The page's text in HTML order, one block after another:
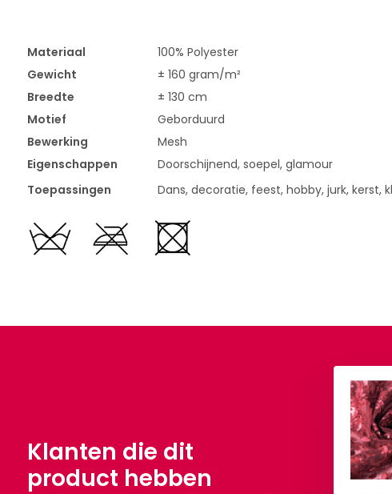
Materiaal
100% Polyester
Gewicht
± 160 gram/m²
Breedte
± 130 cm
Motief
Geborduurd
Bewerking
Mesh
Eigenschappen
Doorschijnend, soepel, glamour
Toepassingen
Dans, decoratie, feest, hobby, jurk, kerst,
Klanten die dit
product hebben
€ 4,90